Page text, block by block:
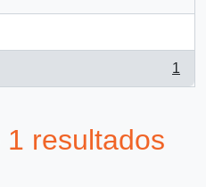
1
resultados